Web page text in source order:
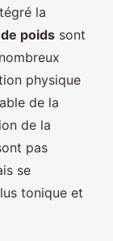
la
poids sont
physique
de la
de la
pas
se
tonique et